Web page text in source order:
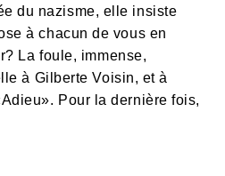
du nazisme, elle insiste
à chacun de vous en
La foule, immense,
à Gilberte Voisin, et à
Pour la dernière fois,